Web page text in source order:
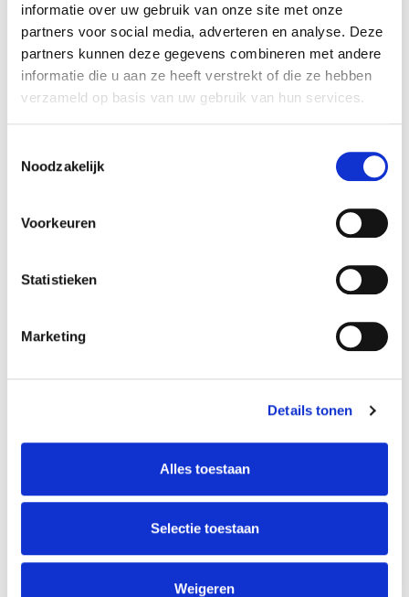
informatie over uw gebruik van onze site met onze
partners voor social media, adverteren en analyse. Deze
partners kunnen deze gegevens combineren met andere
informatie die u aan ze heeft verstrekt of die ze hebben
verzameld op basis van uw gebruik van hun services.
Noodzakelijk
Voorkeuren
Statistieken
Marketing
Details tonen
Alles toestaan
Selectie toestaan
Weigeren
Iedereen is welkom!
Cursusrooster
tijd
duur
prijsⓘ
jong-alumnus UvA/HvA:
€42
taal
InSTAptheater 2026
inschrijven niet meer mogelijk